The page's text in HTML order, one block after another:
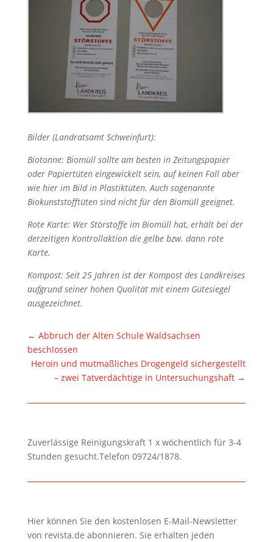
Bilder (Landratsamt Schweinfurt):
Biotonne: Biomüll sollte am besten in Zeitungspapier
oder Papiertüten eingewickelt sein, auf keinen Fall aber
wie hier im Bild in Plastiktüten. Auch sogenannte
Biokunststofftüten sind nicht für den Biomüll geeignet.
Rote Karte: Wer Störstoffe im Biomüll hat, erhält bei der
derzeitigen Kontrollaktion die gelbe bzw. dann rote
Karte.
Kompost: Seit 25 Jahren ist der Kompost des Landkreises
aufgrund seiner hohen Qualität mit einem Gütesiegel
ausgezeichnet.
← Abbruch der Alten Schule Waldsachsen
beschlossen
Heroin und mutmaßliches Drogengeld sichergestellt
– zwei Tatverdächtige in Untersuchungshaft →
Zuverlässige Reinigungskraft 1 x wöchentlich für 3-4
Stunden gesucht.Telefon 09724/1878.
Hier können Sie den kostenlosen E-Mail-Newsletter
von revista.de abonnieren. Sie erhalten jeden